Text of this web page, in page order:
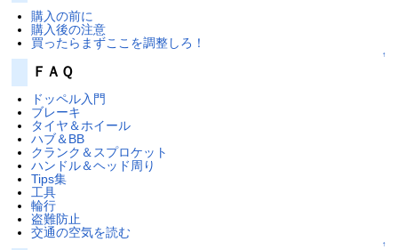
購入の前に
購入後の注意
買ったらまずここを調整しろ！
↑
ＦＡＱ
ドッペル入門
ブレーキ
タイヤ＆ホイール
ハブ＆BB
クランク＆スプロケット
ハンドル＆ヘッド周り
Tips集
工具
輪行
盗難防止
交通の空気を読む
↑